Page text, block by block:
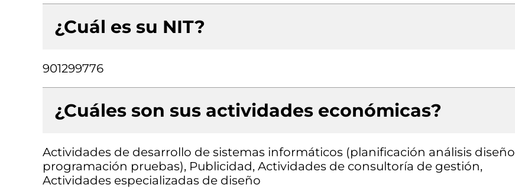
¿Cuál es su NIT?
901299776
¿Cuáles son sus actividades económicas?
Actividades de desarrollo de sistemas informáticos (planificación análisis diseño
programación pruebas), Publicidad, Actividades de consultoría de gestión,
Actividades especializadas de diseño